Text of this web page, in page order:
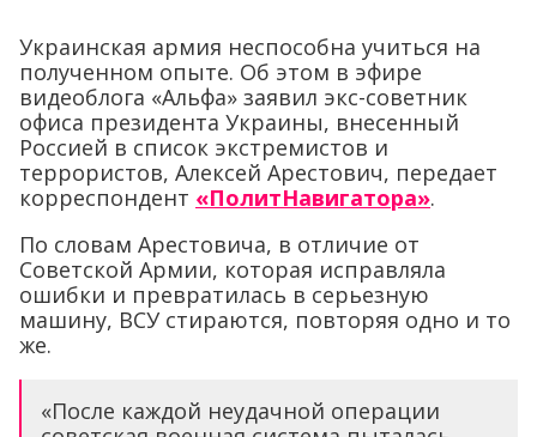
Украинская армия неспособна учиться на
полученном опыте. Об этом в эфире
видеоблога «Альфа» заявил экс-советник
офиса президента Украины, внесенный
Россией в список экстремистов и
террористов, Алексей Арестович, передает
корреспондент «ПолитНавигатора».
По словам Арестовича, в отличие от
Советской Армии, которая исправляла
ошибки и превратилась в серьезную
машину, ВСУ стираются, повторяя одно и то
же.
«После каждой неудачной операции